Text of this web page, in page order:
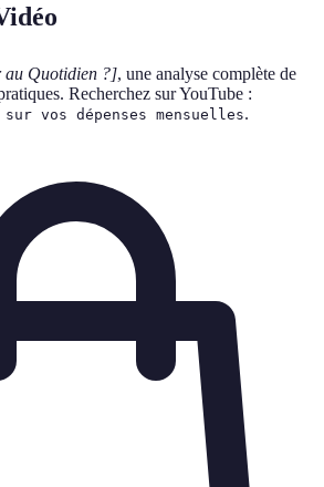
au Quotidien ?], une analyse complète de
Recherchez sur YouTube :
sur vos dépenses mensuelles.